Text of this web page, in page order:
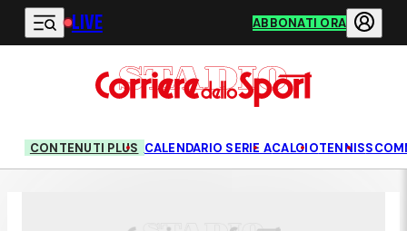
Vai al contenuto principale
LIVE ABBONATI ORA
CONTENUTI PLUS CALENDARIO SERIE ACALCIOTENNIS